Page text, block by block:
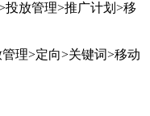
投放管理>推广计划>移
理>定向>关键词>移动